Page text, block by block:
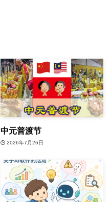
中元普渡节
2026年7月26日